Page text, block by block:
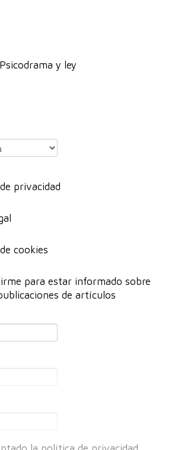
y ley
privacidad
cookies
para estar informado sobre
de artículos